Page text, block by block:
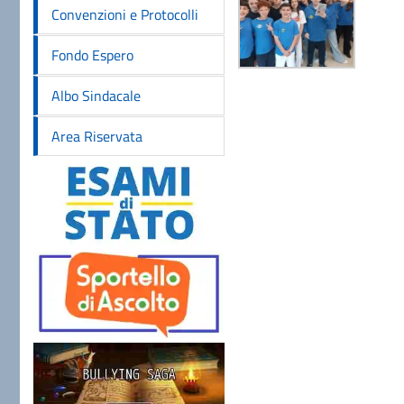
Convenzioni e Protocolli
Fondo Espero
Albo Sindacale
Area Riservata